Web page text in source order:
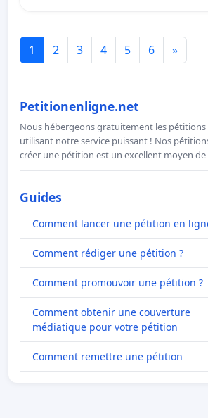
1 2 3 4 5 6 »
Petitionenligne.net
Nous hébergeons gratuitement les
utilisant notre service puissant ! Nos
créer une pétition est un excellent moyen
Guides
Comment lancer une pétition en
Comment rédiger une pétition ?
Comment promouvoir une pétition ?
Comment obtenir une couverture
médiatique pour votre pétition
Comment remettre une pétition